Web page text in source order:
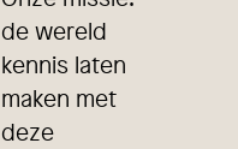
de wereld
kennis laten
maken met
deze